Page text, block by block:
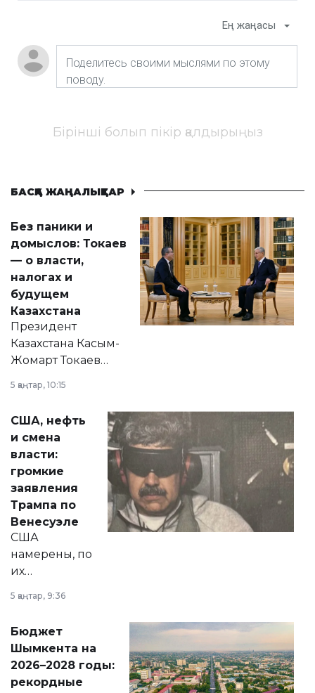
Ең жаңасы
Бірінші болып пікір қалдырыңыз
БАСҚА ЖАҢАЛЫҚТАР
Без паники и
домыслов: Токаев
— о власти,
налогах и
будущем
Казахстана
Президент
Казахстана Касым-
Жомарт Токаев
сразу несколько
актуальных тем —
от слухов о
политических
реформах до
вопросов армии,
экономики и
личного здоровья.
5 қаңтар, 10:15
США, нефть
и смена
власти:
громкие
заявления
Трампа по
Венесуэле
США
намерены, по
их
принести
народу
Венесуэлы.
5 қаңтар, 9:36
Бюджет
Шымкента на
2026–2028 годы:
рекордные